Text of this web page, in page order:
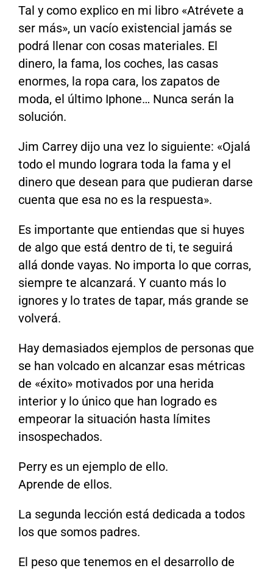
Tal y como explico en mi libro «Atrévete a
ser más», un vacío existencial jamás se
podrá llenar con cosas materiales. El
dinero, la fama, los coches, las casas
enormes, la ropa cara, los zapatos de
moda, el último Iphone… Nunca serán la
solución.
Jim Carrey dijo una vez lo siguiente: «Ojalá
todo el mundo lograra toda la fama y el
dinero que desean para que pudieran darse
cuenta que esa no es la respuesta».
Es importante que entiendas que si huyes
de algo que está dentro de ti, te seguirá
allá donde vayas. No importa lo que corras,
siempre te alcanzará. Y cuanto más lo
ignores y lo trates de tapar, más grande se
volverá.
Hay demasiados ejemplos de personas que
se han volcado en alcanzar esas métricas
de «éxito» motivados por una herida
interior y lo único que han logrado es
empeorar la situación hasta límites
insospechados.
Perry es un ejemplo de ello.
Aprende de ellos.
La segunda lección está dedicada a todos
los que somos padres.
El peso que tenemos en el desarrollo de